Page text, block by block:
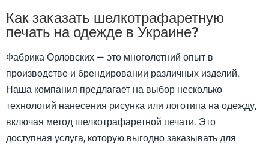
Как заказать шелкотрафаретную
печать на одежде в Украине?
Фабрика Орловских — это многолетний опыт в
производстве и брендировании различных изделий.
Наша компания предлагает на выбор несколько
технологий нанесения рисунка или логотипа на одежду,
включая метод шелкотрафаретной печати. Это
доступная услуга, которую выгодно заказывать для